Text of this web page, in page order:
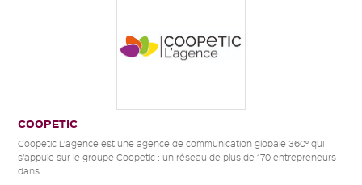
COOPETIC
Coopetic L’agence est une agence de communication globale 360° qui
s’appuie sur le groupe Coopetic : un réseau de plus de 170 entrepreneurs
dans...